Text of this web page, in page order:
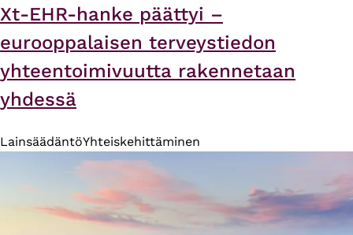
Xt-EHR-hanke päättyi –
eurooppalaisen terveystiedon
yhteentoimivuutta rakennetaan
yhdessä
LainsäädäntöYhteiskehittäminen